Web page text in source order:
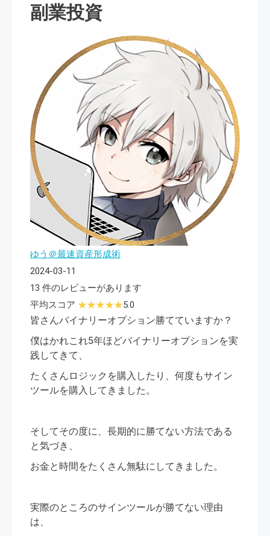
副業投資
ゆう＠最速資産形成術
2024-03-11
13 件のレビューがあります
平均スコア
5.0
皆さんバイナリーオプション勝てていますか？
僕はかれこれ5年ほどバイナリーオプションを実
践してきて、
たくさんロジックを購入したり、何度もサイン
ツールを購入してきました。
そしてその度に、長期的に勝てない方法である
と気づき、
お金と時間をたくさん無駄にしてきました。
実際のところのサインツールが勝てない理由
は、